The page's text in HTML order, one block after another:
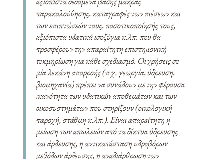
παρακολούθησης, καταγραφές των πιέσεων και
των επιπτώσεών τους, ποσοτικοποίησής τους,
αξιόπιστα υδατικά ισοζύγια κ.λπ. που θα
προσφέρουν την απαραίτητη επιστημονική
τεκμηρίωση για κάθε σχεδιασμό. Οι χρήσεις σε
μία λεκάνη απορροής (π.χ. γεωργία, ύδρευση,
βιομηχανία) πρέπει να συνάδουν με την φέρουσα
ικανότητα των υδατικών αποθεμάτων και των
οικοσυστημάτων που στηρίζουν (οικολογική
παροχή, στάθμη κ.λπ.). Είναι απαραίτητη η
μείωση των απωλειών από τα δίκτυα ύδρευσης
και άρδευσης, η αντικατάσταση υδροβόρων
μεθόδων άρδευσης, η αναδιάρθρωση των